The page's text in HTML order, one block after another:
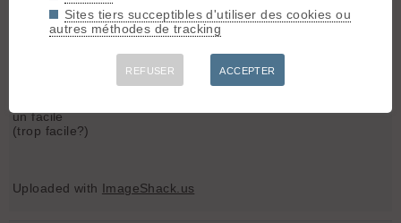
l'arete
une superbe course 😎
à toi de jouer
posts] - Le 22/11/2010 22:44
un facile
(trop facile?)
Uploaded with ImageShack.us
Sites tiers succeptibles d'utiliser des cookies ou
autres méthodes de tracking
REFUSER ACCEPTER